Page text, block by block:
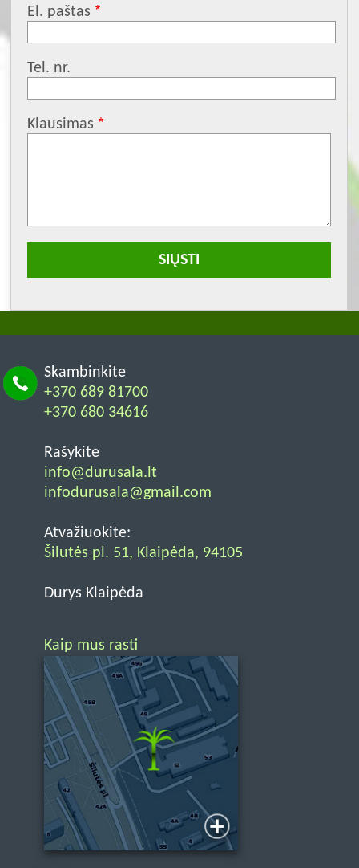
El. paštas
Tel. nr.
Klausimas
Skambinkite
+370 689 81700
+370 680 34616
Rašykite
info@durusala.lt
infodurusala@gmail.com
Atvažiuokite:
Šilutės pl. 51, Klaipėda, 94105
Durys Klaipėda
Kaip mus rasti